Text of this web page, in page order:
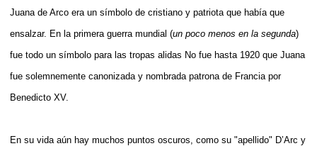
Juana de Arco era un símbolo de cristiano y patriota que había que
ensalzar. En la primera guerra mundial (un poco menos en la segunda)
fue todo un símbolo para las tropas alidas No fue hasta 1920 que Juana
fue solemnemente canonizada y nombrada patrona de Francia por
Benedicto XV.
En su vida aún hay muchos puntos oscuros, como su "apellido" D’Arc y